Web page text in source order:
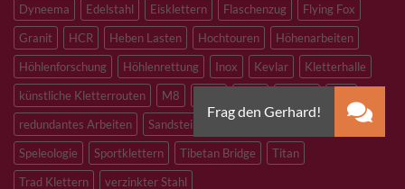
Dyneema
Edelstahl Eisklettern Flaschenzug
Flying Fox
Granit
HCR Heben Lasten Hochtouren
Höhenarbeiten
Höhlenforschung
Höhlenrettung Inox Kevlar
Kletterhalle
künstliche Kletterrouten
M8
redundantes Arbeiten
Sandstein Skitouren
Speleologie
Sportklettern Tibetan Bridge
Titan
Trad Klettern
verzinkter Stahl